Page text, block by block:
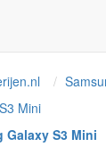
Mini
Galaxy S3 Mini